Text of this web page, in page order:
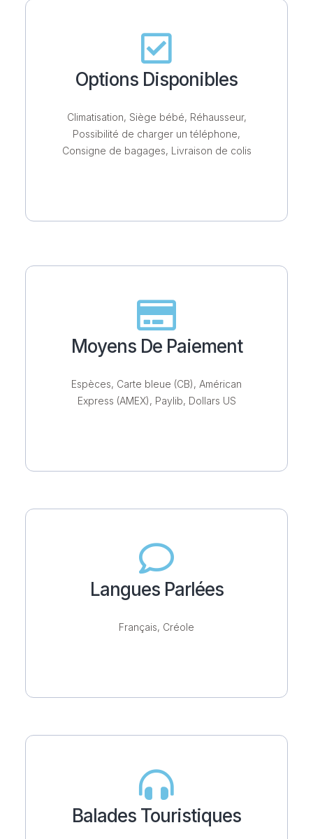
Options Disponibles
Climatisation, Siège bébé, Réhausseur,
Possibilité de charger un téléphone,
Consigne de bagages, Livraison de colis
Moyens De Paiement
Espèces, Carte bleue (CB), Américan
Express (AMEX), Paylib, Dollars US
Langues Parlées
Français, Créole
Balades Touristiques